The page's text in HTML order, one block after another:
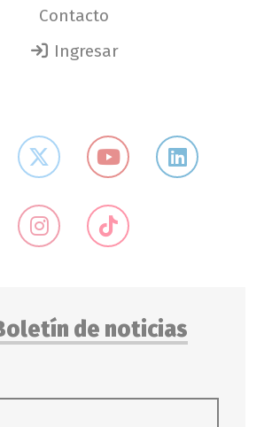
Contacto
Ingresar
de noticias